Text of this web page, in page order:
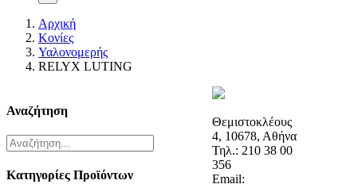
Αρχική
Κονίες
Υαλονομερής
RELYX LUTING
Αναζήτηση
Κατηγορίες Προϊόντων
Θεμιστοκλέους
4, 10678, Αθήνα
Τηλ.: 210 38 00
356
Email: